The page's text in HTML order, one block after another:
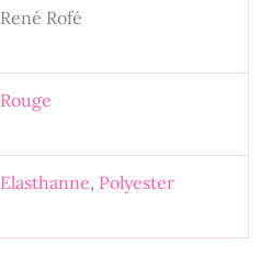
René Rofé
Rouge
Elasthanne, Polyester